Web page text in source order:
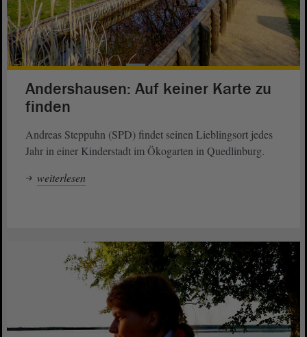
Andershausen: Auf keiner Karte zu
finden
Andreas Steppuhn (SPD) findet seinen Lieblingsort jedes
Jahr in einer Kinderstadt im Ökogarten in Quedlinburg.
weiterlesen